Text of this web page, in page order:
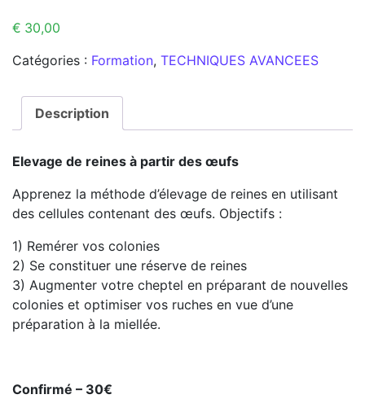
€ 30,00
Catégories : Formation, TECHNIQUES AVANCEES
Description
Elevage de reines à partir des œufs
Apprenez la méthode d’élevage de reines en utilisant
des cellules contenant des œufs. Objectifs :
1) Remérer vos colonies
2) Se constituer une réserve de reines
3) Augmenter votre cheptel en préparant de nouvelles
colonies et optimiser vos ruches en vue d’une
préparation à la miellée.
Confirmé – 30€